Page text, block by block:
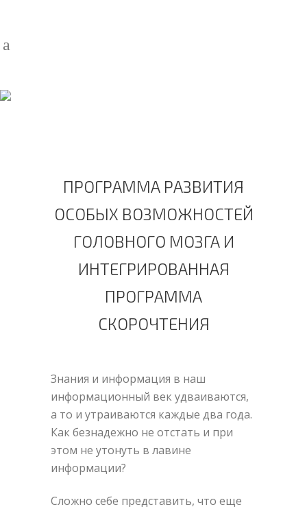
ПРОГРАММА РАЗВИТИЯ
ОСОБЫХ ВОЗМОЖНОСТЕЙ
ГОЛОВНОГО МОЗГА И
ИНТЕГРИРОВАННАЯ
ПРОГРАММА
СКОРОЧТЕНИЯ
Знания и информация в наш
информационный век удваиваются,
а то и утраиваются каждые два года.
Как безнадежно не отстать и при
этом не утонуть в лавине
информации?
Сложно себе представить, что еще